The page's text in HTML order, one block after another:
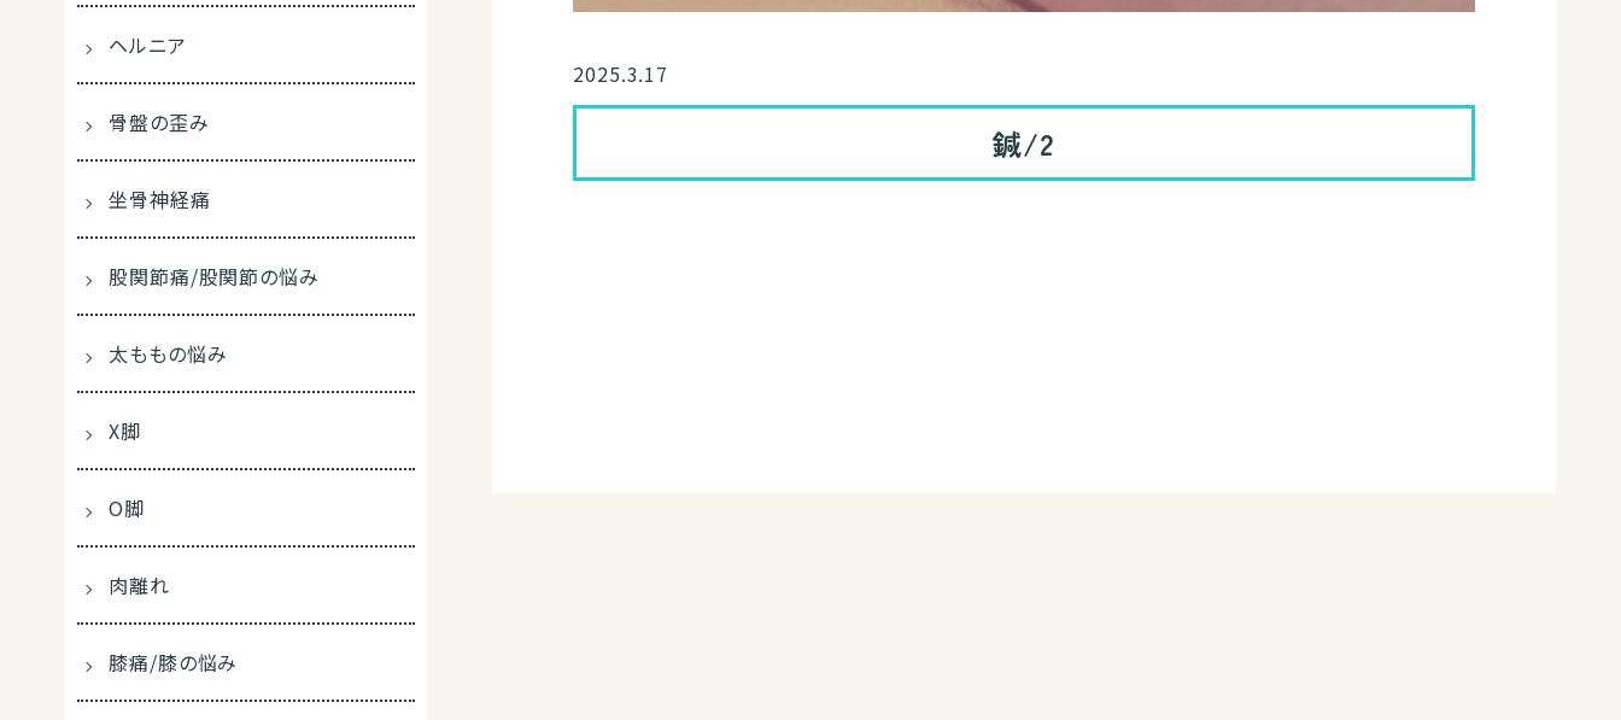
2025.3.17
鍼/2
ヘルニア
骨盤の歪み
坐骨神経痛
股関節痛/股関節の悩み
太ももの悩み
X脚
O脚
肉離れ
膝痛/膝の悩み